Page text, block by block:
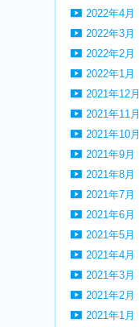
2022年4月
2022年3月
2022年2月
2022年1月
2021年12月
2021年11月
2021年10月
2021年9月
2021年8月
2021年7月
2021年6月
2021年5月
2021年4月
2021年3月
2021年2月
2021年1月